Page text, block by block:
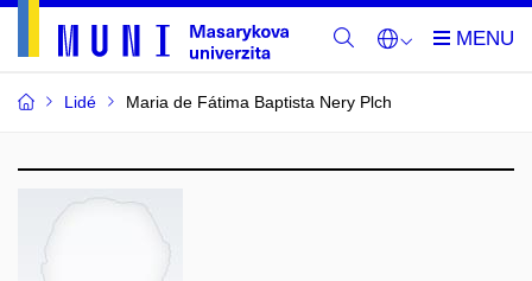
Lidé Maria de Fátima Baptista Nery Plch